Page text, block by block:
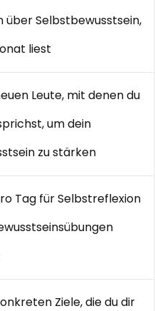
über Selbstbewusstsein,
liest
Leute, mit denen du
um dein
zu stärken
Tag für Selbstreflexion
Ziele, die du dir